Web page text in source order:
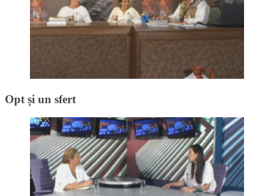
Opt și un sfert